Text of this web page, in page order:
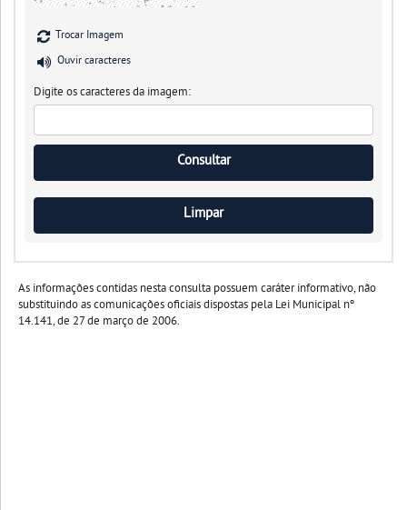
Trocar Imagem
Ouvir caracteres
Digite os caracteres da imagem:
As informações contidas nesta consulta possuem caráter informativo, não
substituindo as comunicações oficiais dispostas pela Lei Municipal nº
14.141, de 27 de março de 2006.